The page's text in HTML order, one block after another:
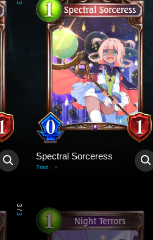
3
Spectral Sorceress
Trait : -
3
/
3